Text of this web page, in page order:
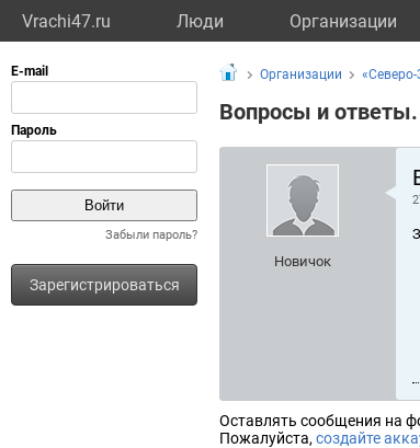
Vrachi47.ru Люди Организации
Забыли пароль?
Зарегистрироваться
Организации
Вопросы и ответы.
Новичок
Оставлять сообщения на
Пожалуйста, создайте